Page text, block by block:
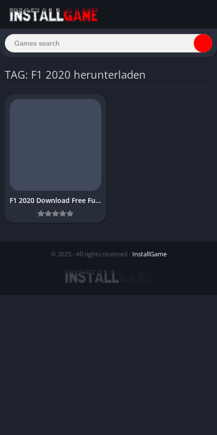
TAG: F1 2020 herunterladen
F1 2020 Download Free Full PC Game
© 2025 - All rights reserved - InstallGame